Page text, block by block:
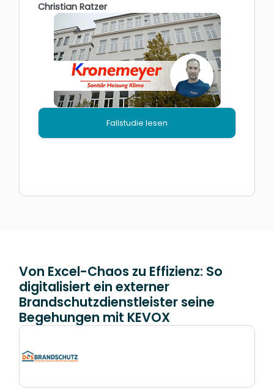
Christian Ratzer
Fallstudie lesen
Von Excel-Chaos zu Effizienz: So
digitalisiert ein externer
Brandschutzdienstleister seine
Begehungen mit KEVOX